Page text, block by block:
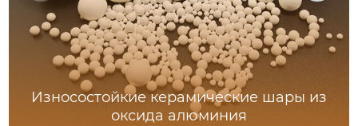
Износостойкие керамические шары из
оксида алюминия